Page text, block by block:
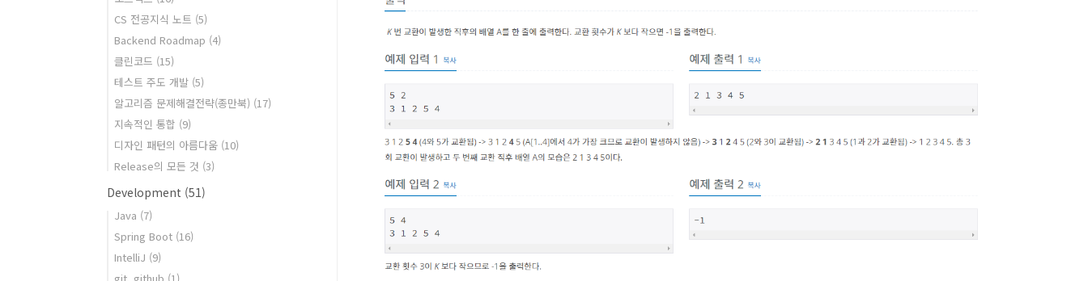
CS 전공지식 노트 (5)
Backend Roadmap (4)
클린코드 (15)
테스트 주도 개발 (5)
알고리즘 문제해결전략(종만북) (17)
지속적인 통합 (9)
디자인 패턴의 아름다움 (10)
Release의 모든 것 (3)
Development (51)
Java (7)
Spring Boot (16)
IntelliJ (9)